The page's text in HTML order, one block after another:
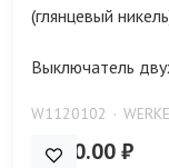
Выключатель
W1120102
1 260.00 ₽